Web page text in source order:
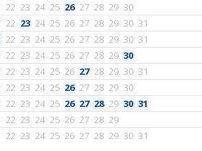
22 23 24 25 26 27 28 29 30
22 23 24 25 26 27 28 29 30 31
22 23 24 25 26 27 28 29 30 31
22 23 24 25 26 27 28 29 30
22 23 24 25 26 27 28 29 30 31
22 23 24 25 26 27 28 29 30
22 23 24 25 26 27 28 29 30 31
22 23 24 25 26 27 28 29
22 23 24 25 26 27 28 29 30 31